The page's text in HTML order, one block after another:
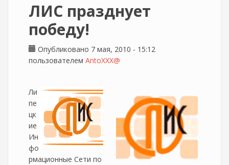
ЛИС празднует
победу!
Опубликовано 7 мая, 2010 - 15:12
пользователем AntoXXX@
Ли
пе
цк
ие
Ин
фо
рмационные Сети по